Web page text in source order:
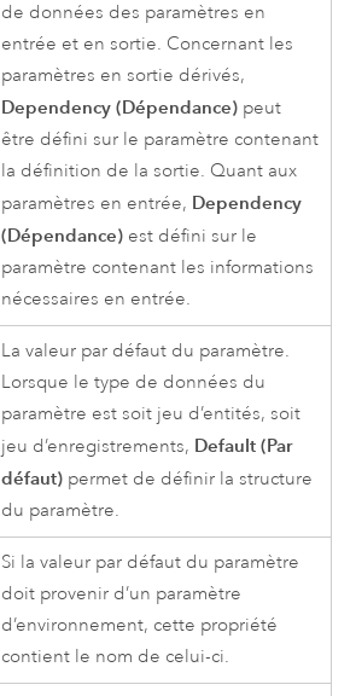
de données des paramètres en
entrée et en sortie. Concernant les
paramètres en sortie dérivés,
Dependency (Dépendance) peut
être défini sur le paramètre contenant
la définition de la sortie. Quant aux
paramètres en entrée, Dependency
(Dépendance) est défini sur le
paramètre contenant les informations
nécessaires en entrée.
La valeur par défaut du paramètre.
Lorsque le type de données du
paramètre est soit jeu d’entités, soit
jeu d’enregistrements, Default (Par
défaut) permet de définir la structure
du paramètre.
Si la valeur par défaut du paramètre
doit provenir d’un paramètre
d’environnement, cette propriété
contient le nom de celui-ci.